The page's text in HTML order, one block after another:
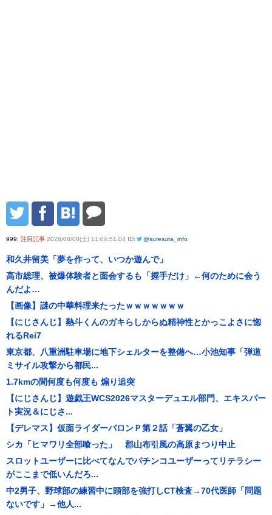
999: 注目記事 2026/08/08(土) 11:04:51.04 ID: @suresuta_info
和久井留美「夢を作って、いつか遊んで」
高市総理、被爆体験者と面会するも「握手だけ」←何のために会う
んだよ…
【画像】謎の中華料理来たったｗｗｗｗｗｗｗ
【にじさんじ】熱斗くんのガキらしからぬ精神性とかっこよさに惚
れるRei7
東京都、八重洲駐車場に地下シェルターを整備へ…小池知事「弾道
ミサイル攻撃から都民...
1.7kmの間何度も何度も 煽り追突
【にじさんじ】遊戯王WCS2026マスターデュエル部門、エキスパー
ト実況＆にじさ...
【デレマス】仮面ライダーバロンＰ第２話「蒼翼の乙女」
シカ「ヒマワリ全部喰った」 郡山布引風の高原まつり中止
スロットユーザーに比べてなんでパチンコユーザーってリテラシー
がここまで低いんだろ...
中2男子、野球部の練習中に頭部を強打しCT検査→70代医師「問題
ないです」→他人...